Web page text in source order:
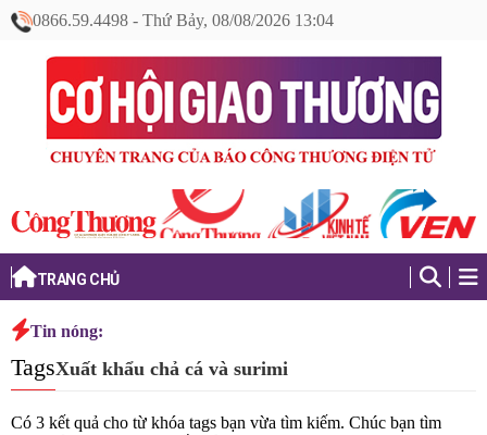
0866.59.4498 - Thứ Bảy, 08/08/2026 13:04
TRANG CHỦ
Tin nóng:
TagsXuất khẩu chả cá và surimi
Có 3 kết quả cho từ khóa tags bạn vừa tìm kiếm. Chúc bạn tìm